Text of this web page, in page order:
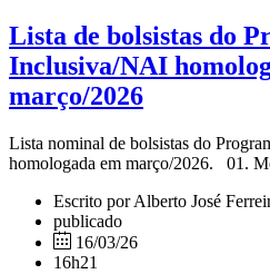
Lista de bolsistas do
Inclusiva/NAI
março/2026
Lista nominal de bolsistas do
homologada em março/2026. 01.
Escrito por Alberto José
publicado
16/03/26
16h21